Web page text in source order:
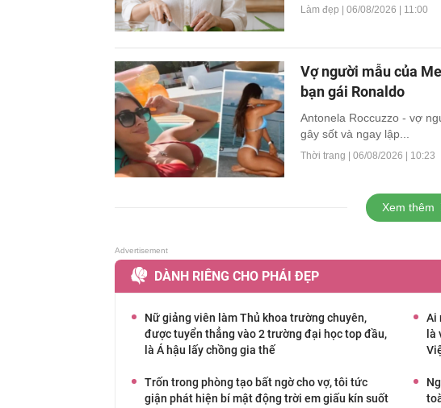
Làm đẹp | 06/08/2026 | 11:00
Vợ người mẫu của
bạn gái Ronaldo
Antonela Roccuzzo - vợ
gây sốt và ngay lập...
Thời trang | 06/08/2026 | 10:23
Xem thêm
DÀNH RIÊNG CHO PHÁI ĐẸP
Nữ giảng viên làm Thủ khoa trường chuyên,
được tuyển thẳng vào 2 trường đại học top đầu,
là Á hậu lấy chồng gia thế
Ai
là
Trốn trong phòng tạo bất ngờ cho vợ, tôi tức
giận phát hiện bí mật động trời em giấu kín suốt